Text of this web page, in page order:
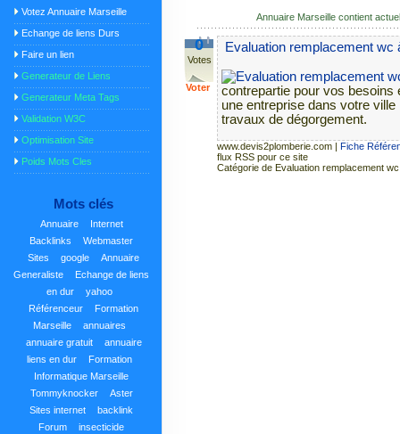
Votez Annuaire Marseille
Echange de liens Durs
Faire un lien
Generateur de Liens
Generateur Meta Tags
Validation W3C
Optimisation Site
Poids Mots Cles
Mots clés
Annuaire
Internet
Backlinks
Webmaster
Sites
google
Annuaire
Generaliste
Echange de liens
en dur
yahoo
Référenceur
Formation
Marseille
annuaires
annuaire gratuit
annuaire
liens en dur
Formation
Informatique Marseille
Tommyknocker
Aster
Sites internet
backlink
Forum
insecticide
Annuaire Marseille contient
0
Votes
Voter
Evaluation remplacement wc
contrepartie pour vos besoins
une entreprise dans votre
travaux de dégorgement.
www.devis2plomberie.com
Fiche
flux RSS pour ce site
Catégorie de Evaluation remplacement